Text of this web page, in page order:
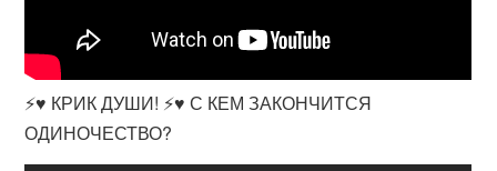
⚡♥️ КРИК ДУШИ! ⚡♥️ С КЕМ ЗАКОНЧИТСЯ
ОДИНОЧЕСТВО?